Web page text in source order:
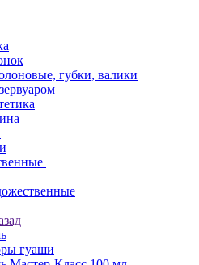
губки, валики
гуаши